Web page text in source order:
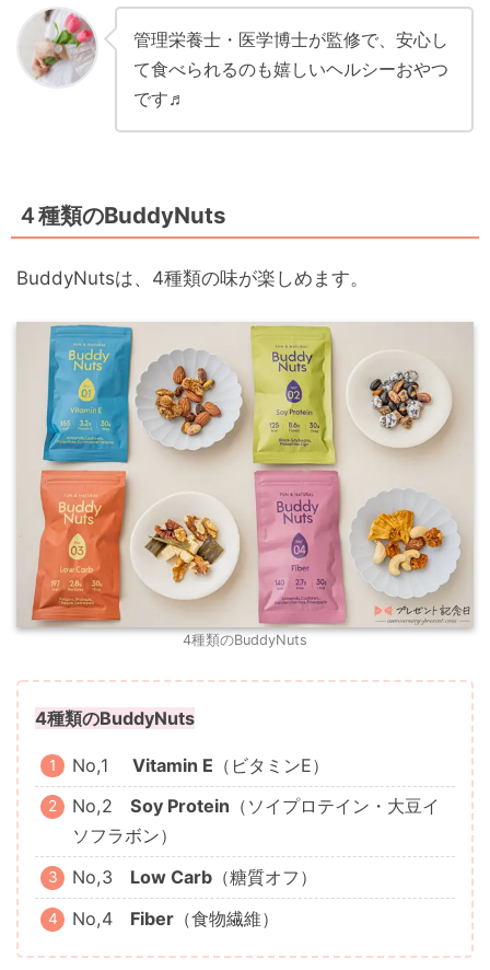
管理栄養士・医学博士が監修で、安心し
て食べられるのも嬉しいヘルシーおやつ
です♬
４種類のBuddyNuts
BuddyNutsは、4種類の味が楽しめます。
4種類のBuddyNuts
4種類のBuddyNuts
No,1 Vitamin E （ビタミンE）
No,2 Soy Protein （ソイプロテイン・大豆イ
ソフラボン）
No,3 Low Carb（糖質オフ）
No,4 Fiber（食物繊維）